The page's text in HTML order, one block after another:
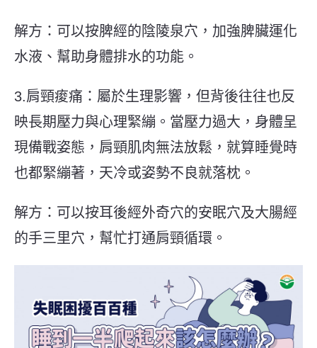
解方：可以按脾經的陰陵泉穴，加強脾臟運化
水液、幫助身體排水的功能。
3.肩頸痠痛：屬於生理影響，但背後往往也反
映長期壓力與心理緊繃。當壓力過大，身體呈
現備戰姿態，肩頸肌肉無法放鬆，就算睡覺時
也都緊繃著，天冷或姿勢不良就落枕。
解方：可以按耳後經外奇穴的安眠穴及大腸經
的手三里穴，幫忙打通肩頸循環。